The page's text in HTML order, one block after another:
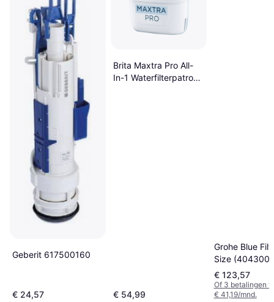
Geberit 617500160
€ 24,57
Brita Maxtra Pro All-
In-1 Waterfilterpatroon
€ 54,99
Grohe Blue
Size
€ 123,57
Of 3 betalingen
€ 41,19/mnd.